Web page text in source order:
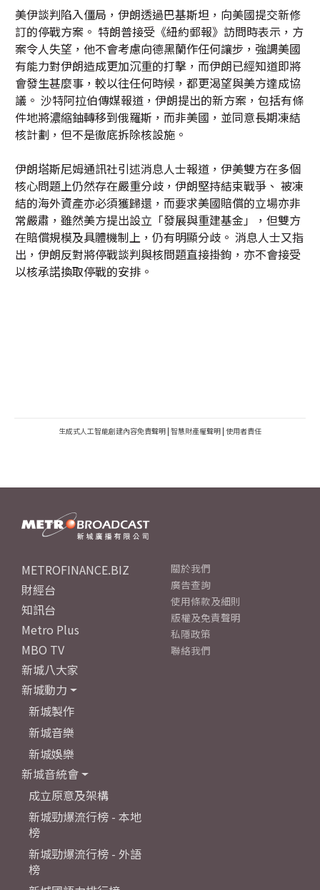
美伊談判陷入僵局，伊朗透過巴基斯坦，向美國提交新修
訂的停戰方案。 特朗普接受《紐約郵報》訪問時表示，方
案令人失望，他不會考慮向德黑蘭作任何讓步，強調美國
有能力對伊朗造成更加沉重的打擊，而伊朗已經知道即將
會發生甚麼事，較以往任何時候，都更渴望與美方達成協
議。 沙特阿拉伯傳媒報道，伊朗提出的新方案，包括有條
件地將濃縮鈾轉移到俄羅斯，而非美國，並同意長期凍結
核計劃，但不是徹底拆除核設施。
伊朗塔斯尼姆通訊社引述消息人士報道，伊美雙方在多個
核心問題上仍然存在嚴重分歧，伊朗堅持結束戰爭、 被凍
結的海外資產亦必須獲歸還，而要求美國賠償的立場亦非
常嚴肅，雖然美方提出設立「發展與重建基金」，但雙方
在賠償規模及具體機制上，仍有明顯分歧。 消息人士又指
出，伊朗反對將停戰談判與核問題直接掛鉤，亦不會接受
以核承諾換取停戰的安排。
生成式人工智能創建內容免責聲明 | 智慧財產權聲明 | 使用者責任
METROFINANCE.BIZ
財經台
知訊台
Metro Plus
MBO TV
新城八大家
新城動力
新城製作
新城音樂
新城娛樂
新城音統會
成立原意及架構
新城勁爆流行榜 - 本地
榜
新城勁爆流行榜 - 外語
榜
關於我們
廣告查詢
使用條款及細則
版權及免責聲明
私隱政策
聯絡我們